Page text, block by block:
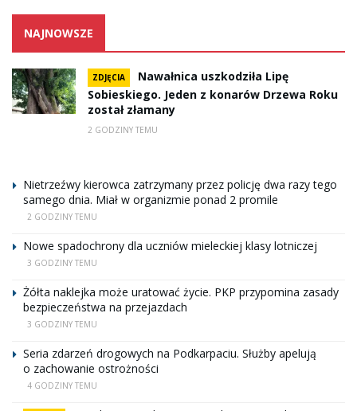
NAJNOWSZE
ZDJĘCIA
Nawałnica uszkodziła Lipę
Sobieskiego. Jeden z konarów Drzewa Roku
został złamany
2 GODZINY TEMU
Nietrzeźwy kierowca zatrzymany przez policję dwa razy tego
samego dnia. Miał w organizmie ponad 2 promile
2 GODZINY TEMU
Nowe spadochrony dla uczniów mieleckiej klasy lotniczej
3 GODZINY TEMU
Żółta naklejka może uratować życie. PKP przypomina zasady
bezpieczeństwa na przejazdach
3 GODZINY TEMU
Seria zdarzeń drogowych na Podkarpaciu. Służby apelują
o zachowanie ostrożności
4 GODZINY TEMU